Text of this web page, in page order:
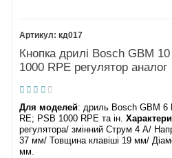
кд017
Кнопка дрилі Bosch GBM
1000 RPE регулятор аналог
Для моделей: дриль Bosch GBM 6
RE; PSB 1000 RPE та ін.
регулятора/ змінний Струм 4 А/
37 мм/ Товщина клавіші 19 мм/
мм.